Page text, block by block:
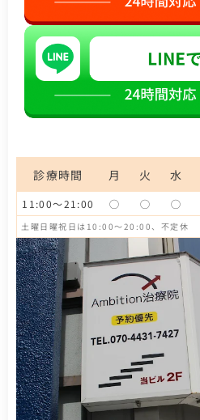
診療時間 月 火 水
11:00〜21:00 ◯ ◯ ◯
土曜日曜祝日は10:00〜20:00、不定休